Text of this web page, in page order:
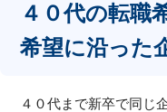
４０代の転職
希望に沿った
４０代まで新卒で同じ